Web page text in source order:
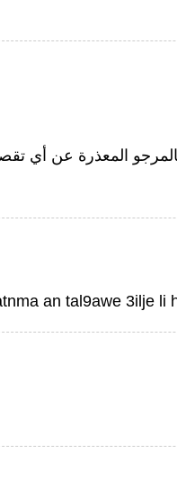
المعذرة عن أي
an tal9awe 3ilje li